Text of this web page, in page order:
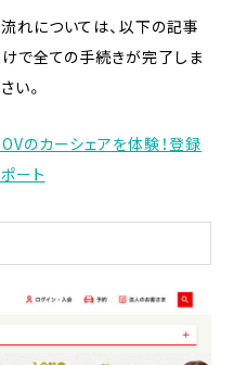
れについては、以下の記事
で全ての手続きが完了しま
い。
のカーシェアを体験！登録
ート